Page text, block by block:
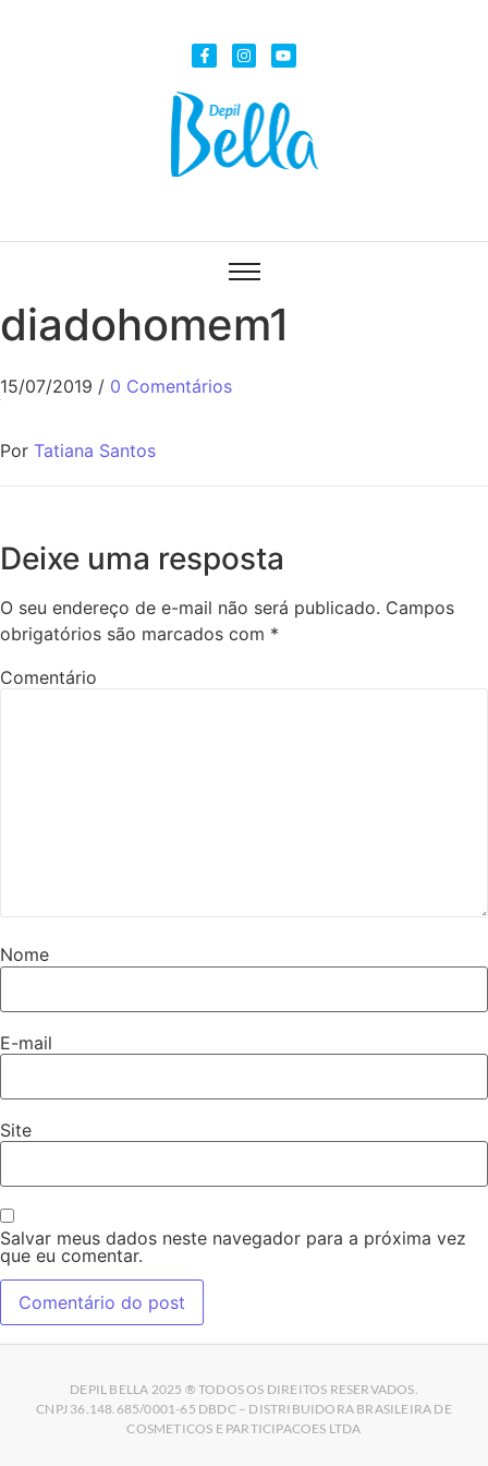
diadohomem1
15/07/2019 / 0 Comentários
Por Tatiana Santos
Deixe uma resposta
O seu endereço de e-mail não será publicado. Campos
obrigatórios são marcados com *
Comentário
Nome
E-mail
Site
Salvar meus dados neste navegador para a próxima vez
que eu comentar.
DEPIL BELLA 2025 ® TODOS OS DIREITOS RESERVADOS.
CNPJ 36.148.685/0001-65 DBDC – DISTRIBUIDORA BRASILEIRA DE
COSMETICOS E PARTICIPACOES LTDA